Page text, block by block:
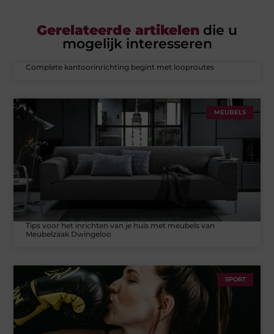
Gerelateerde artikelen die u
mogelijk interesseren
Complete kantoorinrichting begint met looproutes
MEUBELS
Tips voor het inrichten van je huis met meubels van
Meubelzaak Dwingeloo
SPORT